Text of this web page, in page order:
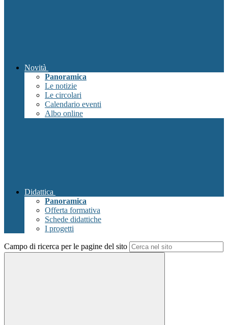
Novità
Panoramica
Le notizie
Le circolari
Calendario eventi
Albo online
Didattica
Panoramica
Offerta formativa
Schede didattiche
I progetti
Campo di ricerca per le pagine del sito